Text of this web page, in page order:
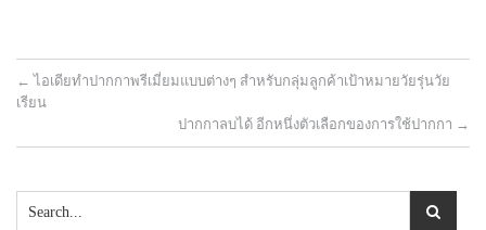
← ไอเดียทำปากกาพรีเมี่ยมแบบต่างๆ สำหรับกลุ่มลูกค้าเป้าหมายวัยรุ่นวัย
เรียน
ปากกาลบได้ อีกหนึ่งตัวเลือกของการใช้ปากกา →